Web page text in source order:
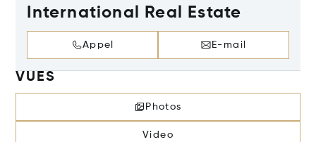
International Real Estate
Appel E-mail
VUES
Photos
Video